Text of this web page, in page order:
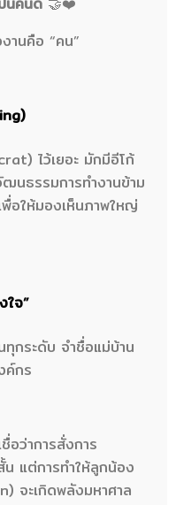
านคือ “คน”
ไว้เยอะ มักมีอีโก้
นธรรมการทำงานข้าม
อให้มองเห็นภาพใหญ่
ใจ”
ทุกระดับ จำชื่อแม่บ้าน
ค์กร
ชื่อว่าการสั่งการ
แต่การทำให้ลูกน้อง
จะเกิดพลังมหาศาล